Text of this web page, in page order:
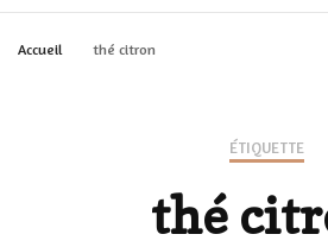
Accueil thé citron
ÉTIQUETTE
thé